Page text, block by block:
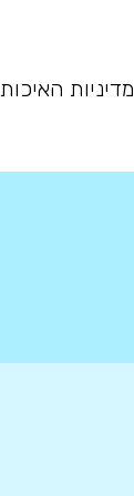
מדיניות האיכות